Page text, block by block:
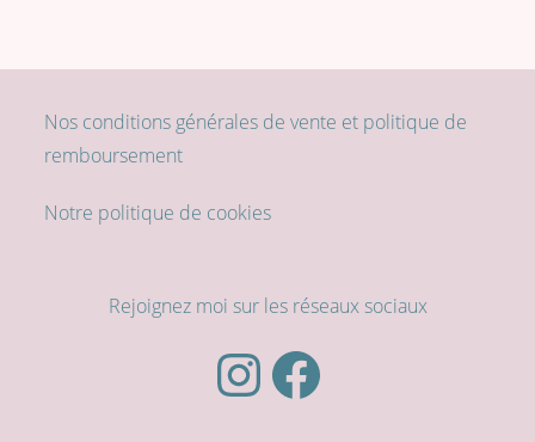
Nos conditions générales de vente et politique de
remboursement
Notre politique de cookies
Rejoignez moi sur les réseaux sociaux
InstagramFacebook